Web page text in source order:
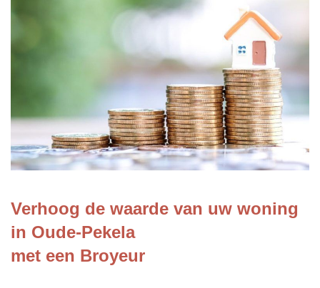
Verhoog de waarde van uw woning
in Oude-Pekela
met een Broyeur